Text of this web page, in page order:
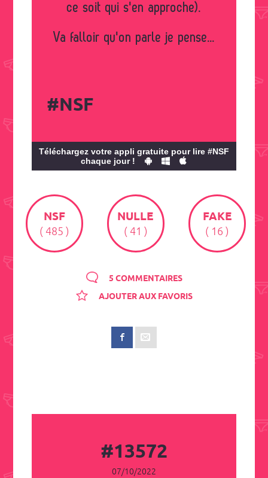
ce soit qui s'en approche).
Va falloir qu'on parle je pense...
#NSF
Téléchargez votre appli gratuite pour lire #NSF
chaque jour !
NSF
( 485 )
NULLE
( 41 )
FAKE
( 16 )
5 COMMENTAIRES
AJOUTER AUX FAVORIS
#13572
07/10/2022